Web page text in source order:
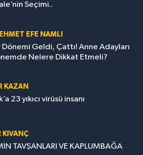
Seçimi..
EFE NAMLI
Dönemi Geldi, Çattı! Anne Adayları
Nelere Dikkat Etmeli?
KAZAN
23 yıkıcı virüsü insanı
KIVANÇ
TAVŞANLARI VE KAPLUMBAĞA